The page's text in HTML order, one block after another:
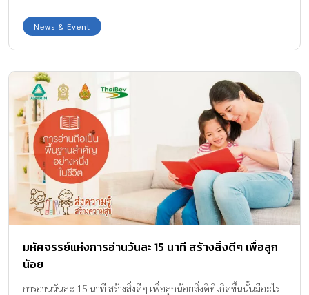
News & Event
มหัศจรรย์แห่งการอ่านวันละ 15 นาที สร้างสิ่งดีๆ เพื่อลูก
น้อย
การอ่านวันละ 15 นาที สร้างสิ่งดีๆ เพื่อลูกน้อยสิ่งดีที่เกิดขึ้นนั้นมีอะไร